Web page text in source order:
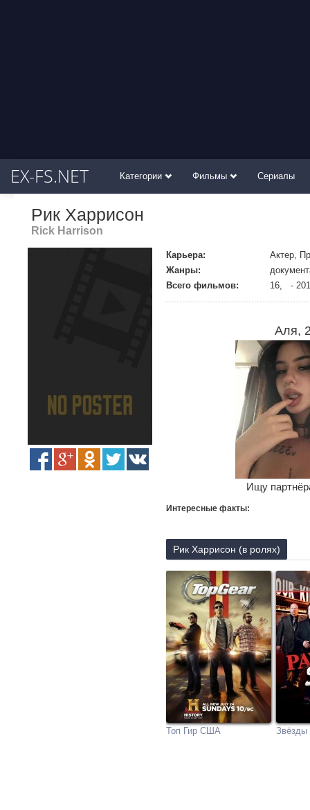
EX-FS.NET Категории Фильмы Сериалы
Рик Харрисон
Rick Harrison
Карьера:
Актер,
Жанры:
Всего фильмов:
16, -
Аля,
Ищу
Интересные факты:
Рик Харрисон (в ролях)
Топ Гир США Звёзды